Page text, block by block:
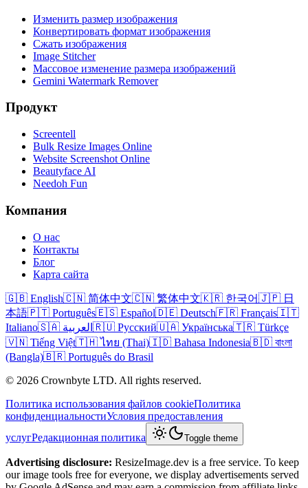
Изменить размер изображения
Конвертировать формат изображения
Сжать изображения
Image Stitcher
Массовое изменение размера изображений
Gemini Watermark Remover
Продукт
Screentell
Bulk Resize Images Online
Website Screenshot Online
Beautyface AI
Needoh Fun
Компания
О нас
Контакты
Блог
Карта сайта
🇬🇧 English🇨🇳 简体中文🇨🇳 繁体中文🇰🇷 한국어🇯🇵 日
本語🇵🇹 Português🇪🇸 Español🇩🇪 Deutsch🇫🇷 Français🇮🇹
Italiano
🇸🇦 العربية 🇷🇺 Русский🇺🇦 Українська🇹🇷 Türkçe
🇻🇳 Tiếng Việt🇹🇭 ไทย (Thai)🇮🇩 Bahasa Indonesia🇧🇩 বাংলা
(Bangla)🇧🇷 Português do Brasil
© 2026 Crownbyte LTD. All rights reserved.
Политика использования файлов cookieПолитика
конфиденциальностиУсловия предоставления
услугРедакционная политика Toggle theme
Advertising disclosure: ResizeImage.dev is a free service. To keep
our image tools free for everyone, we display advertisements served